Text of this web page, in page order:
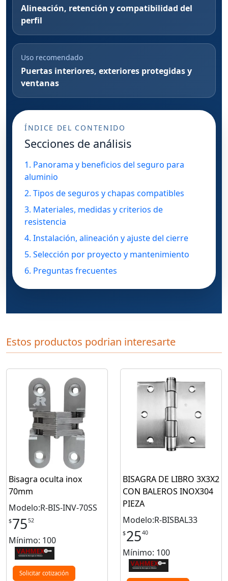
Alineación, retención y compatibilidad del
perfil
Uso recomendado
Puertas interiores, exteriores protegidas y
ventanas
ÍNDICE DEL CONTENIDO
Secciones de análisis
1. Panorama y beneficios del seguro para
aluminio
2. Tipos de seguros y chapas compatibles
3. Materiales, medidas y criterios de
resistencia
4. Instalación, alineación y ajuste del cierre
5. Selección por proyecto y mantenimiento
6. Preguntas frecuentes
Estos productos podrian interesarte
Bisagra oculta inox
70mm
Modelo:R-BIS-INV-70SS
$7552
Mínimo: 100
Solicitar cotización
BISAGRA DE LIBRO 3X3X2
CON BALEROS INOX304
PIEZA
Modelo:R-BISBAL33
$2540
Mínimo: 100